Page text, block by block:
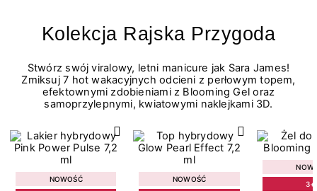
Kolekcja Rajska Przygoda
Stwórz swój viralowy, letni manicure jak Sara James!
Zmiksuj 7 hot wakacyjnych odcieni z perłowym topem,
efektownymi zdobieniami z Blooming Gel oraz
samoprzylepnymi, kwiatowymi naklejkami 3D.
NOWOŚĆ
NOWOŚĆ